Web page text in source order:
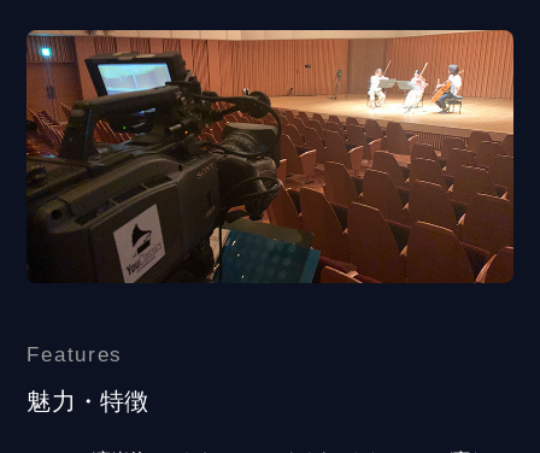
Features
魅力・特徴